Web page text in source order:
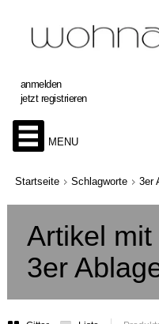
anmelden
jetzt registrieren
MENU
Startseite Schlagworte 3er
Artikel
3er